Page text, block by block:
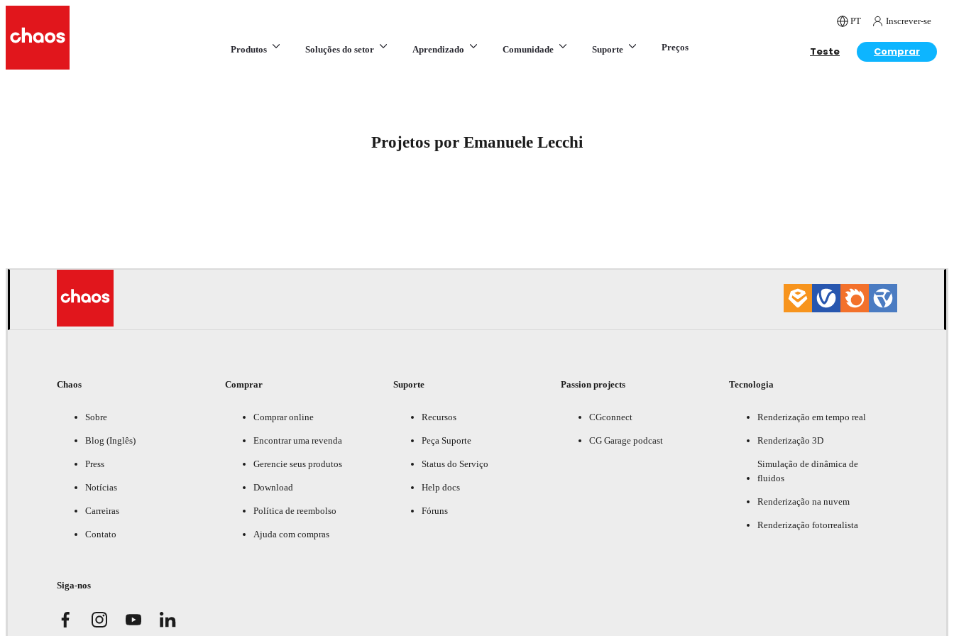
PT Inscrever-se
Produtos Soluções do setor Aprendizado Comunidade Suporte Preços Teste Comprar
Projetos por Emanuele Lecchi
Chaos
Sobre
Blog (Inglês)
Press
Notícias
Carreiras
Contato
Comprar
Comprar online
Encontrar uma revenda
Gerencie seus produtos
Download
Política de reembolso
Ajuda com compras
Suporte
Recursos
Peça Suporte
Status do Serviço
Help docs
Fóruns
Passion projects
CGconnect
CG Garage podcast
Tecnologia
Renderização em tempo real
Renderização 3D
Simulação de dinâmica de
fluidos
Renderização na nuvem
Renderização fotorrealista
Siga-nos